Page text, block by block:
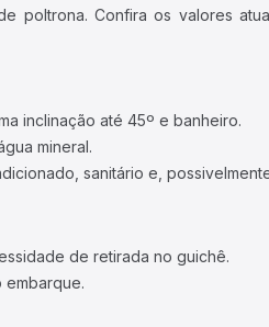
Confira os valores
inclinação até 45º e banheiro.
mineral.
sanitário e,
de retirada no guichê.
embarque.